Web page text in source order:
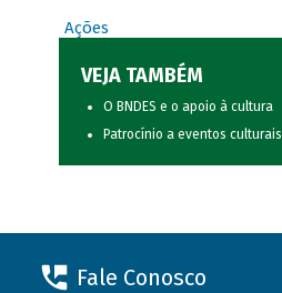
Ações
VEJA TAMBÉM
O BNDES e o apoio à cultura
Patrocínio a eventos culturais
Fale Conosco